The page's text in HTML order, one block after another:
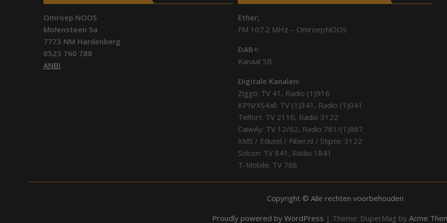
Omroep NOOS
Molensteen 5a
7773 NM Hardenberg
0523 760 788
ANBI
Ether;
FM 107.2 MHz – OmroepNOOS
DAB+:
Kanaal 5B
Digitale Kanalen:
Ziggo: TV 41, Radio (1)916
KPN/XS4all: TV (1)341, Radio (1)041
Telfort: TV 2110, Radio 3122
CaiwAy: TV 12/62, Radio 781/(1)867
XMS / Edutel / Fiber.nl / Stipte: 3122
Solcon: TV 841, Radio 1841
T-Mobile: TV 788
Copyright © Alle rechten voorbehouden
Proudly powered by WordPress | Theme: DuperMag by Acme